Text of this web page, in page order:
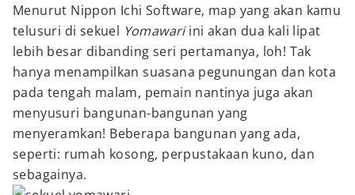
Menurut Nippon Ichi Software, map yang akan kamu
telusuri di sekuel Yomawariini akan dua kali lipat
lebih besar dibanding seri pertamanya, loh! Tak
hanya menampilkan suasana pegunungan dan kota
pada tengah malam, pemain nantinya juga akan
menyusuri bangunan-bangunan yang
menyeramkan! Beberapa bangunan yang ada,
seperti: rumah kosong, perpustakaan kuno, dan
sebagainya.